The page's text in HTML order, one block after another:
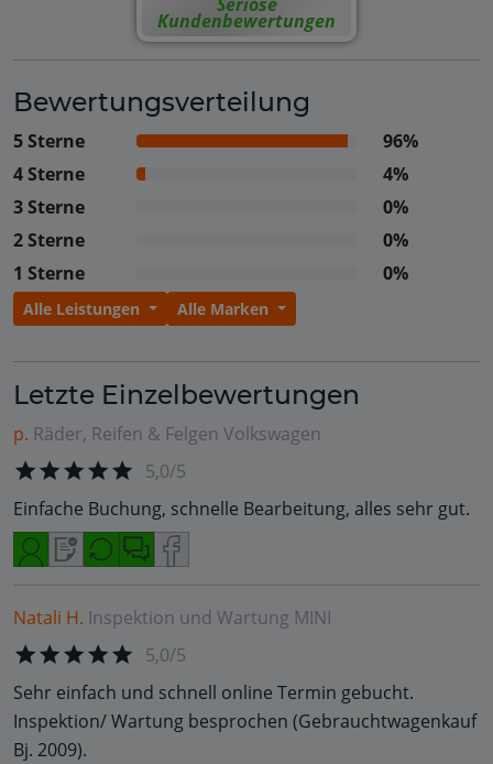
Kundenbewertungen
Bewertungsverteilung
5 Sterne
96%
4 Sterne
4%
3 Sterne
0%
2 Sterne
0%
1 Sterne
0%
Alle Leistungen Alle Marken
Letzte Einzelbewertungen
p. Räder, Reifen & Felgen Volkswagen
5,0/5
Einfache Buchung, schnelle Bearbeitung, alles sehr gut.
Natali H. Inspektion und Wartung MINI
5,0/5
Sehr einfach und schnell online Termin gebucht.
Inspektion/ Wartung besprochen (Gebrauchtwagenkauf
Bj. 2009).